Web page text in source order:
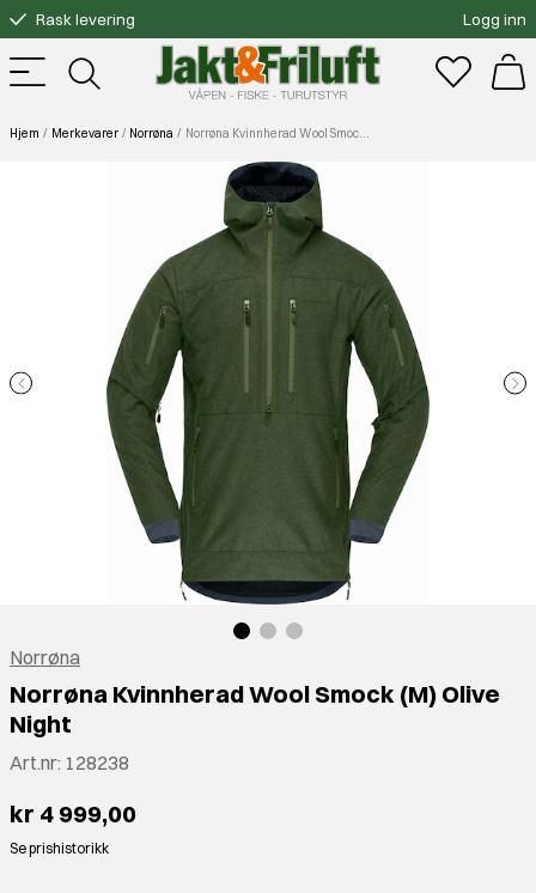
Rask levering
Gratis bytte
Fri frakt over 3000.-
Logg inn
Hjem Merkevarer Norrøna Norrøna Kvinnherad Wool Smock (M) Olive Night
Norrøna
Norrøna Kvinnherad Wool Smock (M) Olive
Night
Art.nr: 128238
kr 4 999,00
Se prishistorikk